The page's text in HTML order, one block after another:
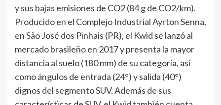
y sus bajas emisiones de CO2 (84 g de CO2/km).
Producido en el Complejo Industrial Ayrton Senna,
en São José dos Pinhais (PR), el Kwid se lanzó al
mercado brasileño en 2017 y presenta la mayor
distancia al suelo (180 mm) de su categoría, así
como ángulos de entrada (24°) y salida (40°)
dignos del segmento SUV. Además de sus